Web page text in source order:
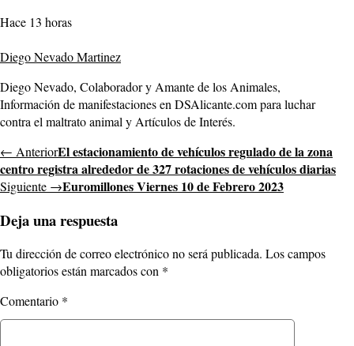
Hace 13 horas
Diego Nevado Martinez
Diego Nevado, Colaborador y Amante de los Animales,
Información de manifestaciones en DSAlicante.com para luchar
contra el maltrato animal y Artículos de Interés.
← AnteriorEl estacionamiento de vehículos regulado de la zona
centro registra alrededor de 327 rotaciones de vehículos diarias
Siguiente →Euromillones Viernes 10 de Febrero 2023
Deja una respuesta
Tu dirección de correo electrónico no será publicada. Los campos
obligatorios están marcados con *
Comentario *